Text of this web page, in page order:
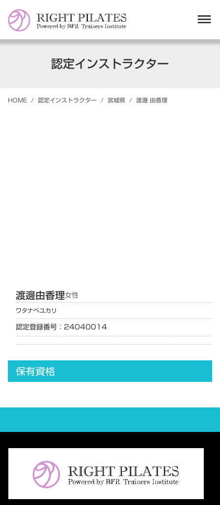
認定インストラクター
HOME / 認定インストラクター / 宮城県 / 渡邊 由香理
渡邊由香理女性
ワタナベユカリ
認定登録番号：24040014
保有資格
dehaze